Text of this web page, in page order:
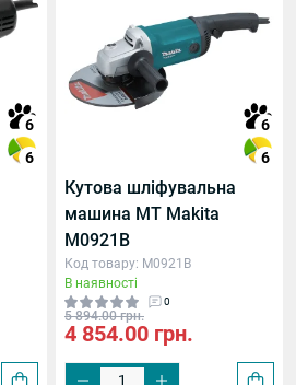
6
6
6
6
Кутова шліфувальна
машина MT Makita
M0921B
Код товару: M0921B
В наявності
0
5 894.00 грн.
4 854.00 грн.